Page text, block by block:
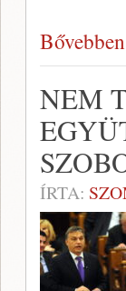
Bővebben
NEM
ÍRTA: